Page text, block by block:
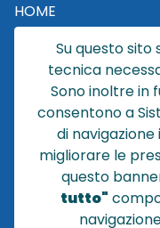
HOME
CATALOGO
CHI SIAMO
NEWS
CONTATTACI
CONDIZIONI DI
POLICY PRIVACY
NOTE LEGALI
Su questo
tecnica
Sono inoltre in
consentono a
di
migliorare le
questo
tutto"